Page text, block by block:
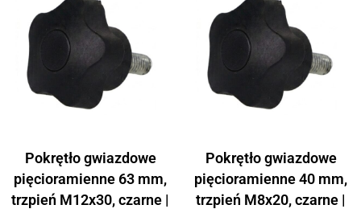
Pokrętło gwiazdowe
pięcioramienne 63 mm,
trzpień M12x30, czarne |
Pokrętło gwiazdowe
pięcioramienne 40 mm,
trzpień M8x20, czarne |